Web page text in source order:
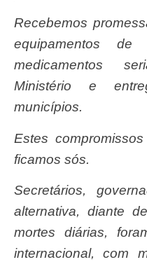
Recebemos promessas de que leitos de UTI,
equipamentos
medicamentos
Ministério e
municípios.
Estes compromissos não foram cumpridos e
ficamos sós.
Secretários, governadores e prefeitos, sem
alternativa, diante
mortes diárias,
internacional, com